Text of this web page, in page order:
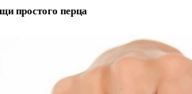
простого перца